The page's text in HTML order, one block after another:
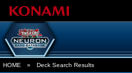
HOME » Deck Search Results